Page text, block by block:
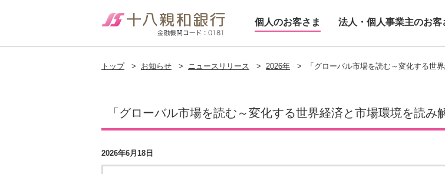
個人のお客さま 法人・個人事業主のお客
トップ > お知らせ > ニュースリリース > 2026年 > 「グローバル市場を読む～変化する世
「グローバル市場を読む～変化する世界経済と市場環境を読み
2026年6月18日